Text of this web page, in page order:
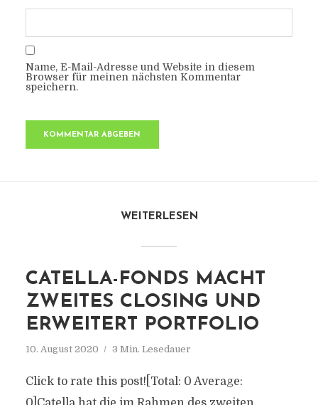
Name, E-Mail-Adresse und Website in diesem
Browser für meinen nächsten Kommentar
speichern.
WEITERLESEN
CATELLA-FONDS MACHT
ZWEITES CLOSING UND
ERWEITERT PORTFOLIO
10. August 2020 3 Min. Lesedauer
Click to rate this post![Total: 0 Average: